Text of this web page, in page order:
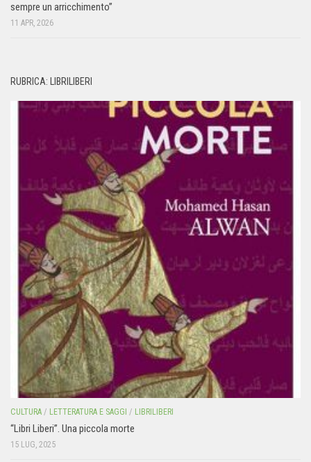
sempre un arricchimento”
11 APR, 2026
RUBRICA: LIBRILIBERI
CULTURA / LETTERATURA E SAGGI / LIBRILIBERI
“Libri Liberi”. Una piccola morte
15 LUG, 2025